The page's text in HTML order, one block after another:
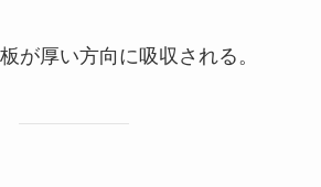
が厚い方向に吸収される。